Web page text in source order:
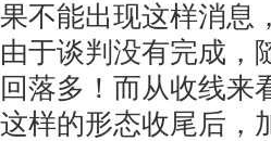
果不能出现这样消息
由于谈判没有完成，
回落多！而从收线来
这样的形态收尾后，